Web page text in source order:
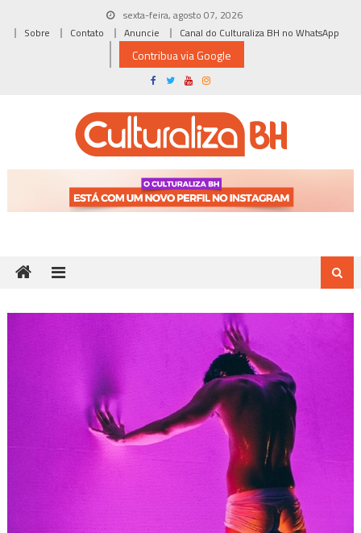
sexta-feira, agosto 07, 2026
Sobre
Contato Anuncie Canal do Culturaliza BH no WhatsApp
Contribua via Google